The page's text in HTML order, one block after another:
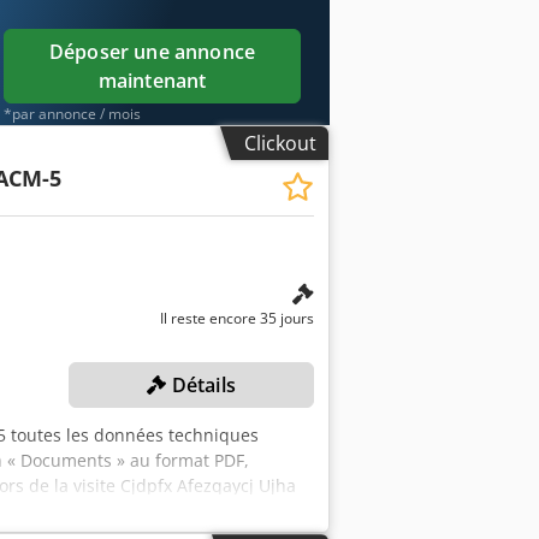
Dqj Af Ueha ✔ Options de
? Nous proposons des outils et
facilement accessibles sur
Déposer une annonce
maintenant
*par annonce / mois
Clickout
5
Il reste encore 35 jours
Détails
toutes les données techniques
Documents » au format PDF,
de la visite Cjdpfx Afezqaycj Ujha